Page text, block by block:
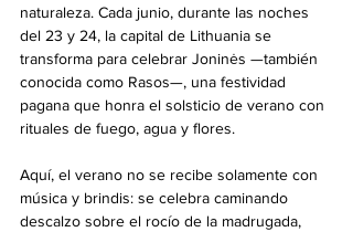
naturaleza. Cada junio, durante las noches
del 23 y 24, la capital de Lithuania se
transforma para celebrar Joninės —también
conocida como Rasos—, una festividad
pagana que honra el solsticio de verano con
rituales de fuego, agua y flores.
Aquí, el verano no se recibe solamente con
música y brindis: se celebra caminando
descalzo sobre el rocío de la madrugada,